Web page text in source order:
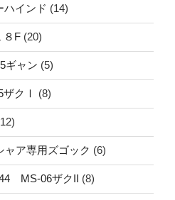
インド (14)
F (20)
ャン (5)
クⅠ (8)
ア専用ズゴック (6)
MS-06ザクII (8)